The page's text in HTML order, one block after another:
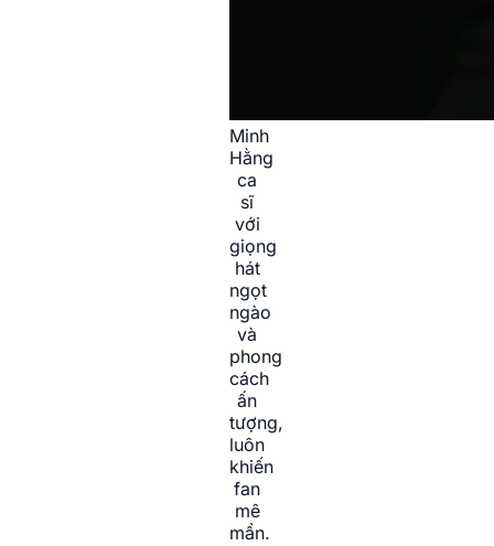
Minh
Hằng
ca
sĩ
với
giọng
hát
ngọt
ngào
và
phong
cách
ấn
tượng,
luôn
khiến
fan
mê
mẩn.